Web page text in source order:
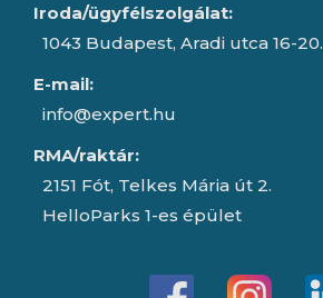
Iroda/ügyfélszolgálat:
1043 Budapest, Aradi utca 16-20.
E-mail:
info@expert.hu
RMA/raktár:
2151 Fót, Telkes Mária út 2.
HelloParks 1-es épület